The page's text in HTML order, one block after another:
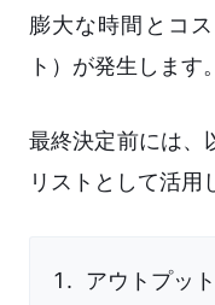
膨大な時間とコ
ト）が発生します。
最終決定前には、
リストとして活用
アウトプッ